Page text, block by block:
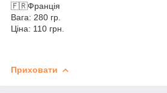
🇫🇷Франція
Вага: 280 гр.
Ціна: 110 грн.
Приховати